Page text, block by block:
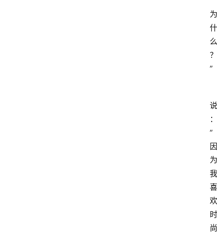
为
什
么
？
”
说
：
”
因
为
我
喜
欢
时
尚